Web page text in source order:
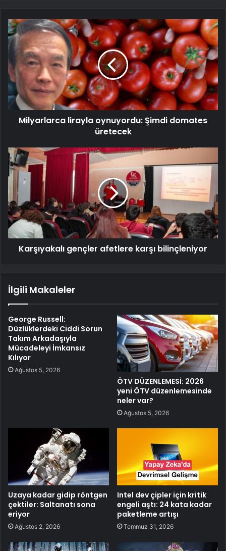
Milyarlarca lirayla oynuyordu: Şimdi domates
üretecek
Karşıyakalı gençler afetlere karşı bilinçleniyor
İlgili Makaleler
George Russell:
Düzlüklerdeki Ciddi Sorun
Takım Arkadaşıyla
Mücadeleyi İmkansız
Kılıyor
Ağustos 5, 2026
ÖTV DÜZENLEMESİ: 2026
yeni ÖTV düzenlemesinde
neler var?
Ağustos 5, 2026
Uzaya kadar gidip röntgen
çektiler: Saltanatı sona
eriyor
Ağustos 2, 2026
Intel dev çipler için kritik
engeli aştı: 24 kata kadar
paketleme artışı
Temmuz 31, 2026